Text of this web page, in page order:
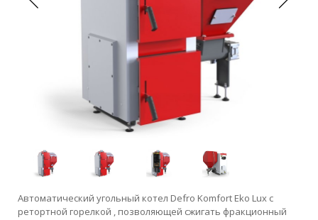
Автоматический угольный котел Defro Komfort Eko Lux с
ретортной горелкой , позволяющей сжигать фракционный